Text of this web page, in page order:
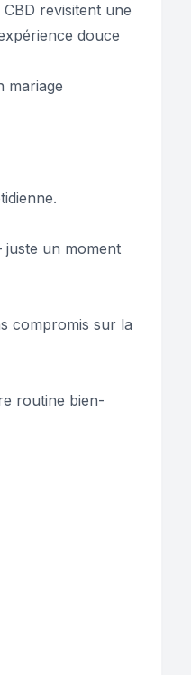
revisitent une
douce
mariage
un moment
compromis sur la
routine bien-